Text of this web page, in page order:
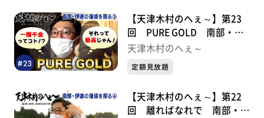
【天津木村のへぇ～】第23
回 PURE GOLD 南部・伊
達の藩境を探る⑤
天津木村のへぇ～
定額見放題
【天津木村のへぇ～】第22
回 離ればなれで 南部・伊